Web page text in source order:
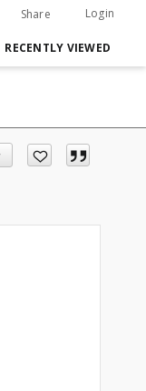
Share Login
RECENTLY VIEWED